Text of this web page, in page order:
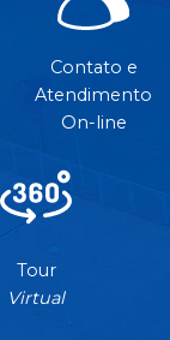
Contato e
Atendimento
On-line
Tour
Virtual